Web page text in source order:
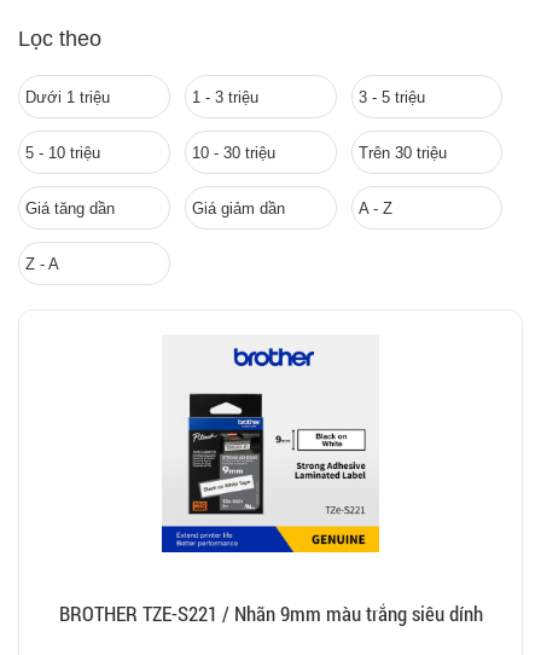
Lọc theo
Dưới 1 triệu 1 - 3 triệu 3 - 5 triệu
5 - 10 triệu 10 - 30 triệu Trên 30 triệu
Giá tăng dần Giá giảm dần A - Z
Z - A
BROTHER TZE-S221 / Nhãn 9mm màu trắng siêu dính